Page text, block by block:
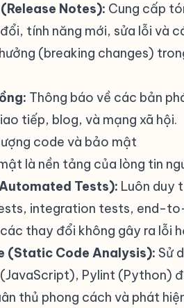
Notes): Cung cấp
tính năng mới, sửa lỗi và
(breaking changes)
Thông báo về các bản
tiếp, blog, và mạng xã hội.
code và bảo mật
là nền tảng của lòng tin
Tests): Luôn duy
integration tests, end-
thay đổi không gây ra lỗi
(Static Code Analysis): Sử
Pylint (Python)
thủ phong cách và phát